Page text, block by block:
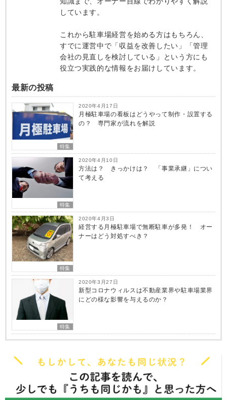
しています。
これから駐車場経営を始める方はもちろん、
すでに運営中で「収益を改善したい」「管理
会社の見直しを検討している」という方にも
役立つ実践的な情報をお届けしています。
最新の投稿
特集
2020年4月17日
月極駐車場の看板はどうやって制作・設置する
の？ 専門家が流れを解説
特集
2020年4月10日
方法は？ きっかけは？ 「事業承継」につい
て考える
特集
2020年4月3日
経営する月極駐車場で無断駐車が多発！ オー
ナーはどう対処すべき？
特集
2020年3月27日
新型コロナウィルスは不動産業界や駐車場業界
にどの様な影響を与えるのか？